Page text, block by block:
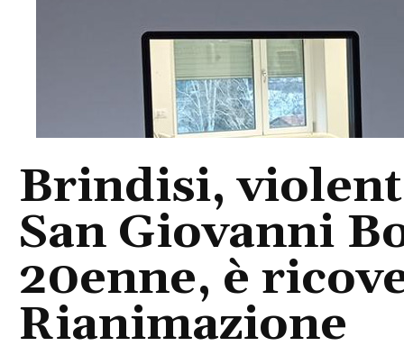
Brindisi,
San Giovanni
20enne, è
Rianimazione